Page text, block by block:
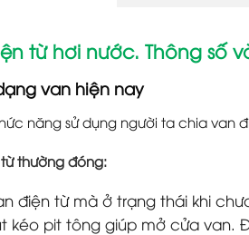
từ hơi nước. Thông số
van hiện nay
năng sử dụng người ta chia van
thường đóng:
điện từ mà ở trạng thái khi
kéo pit tông giúp mở cửa van.